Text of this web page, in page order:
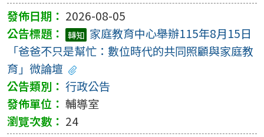
2026-08-05
轉知 家庭教育中心舉辦115年8月15日
「爸爸不只是幫忙：數位時代的共同照顧與家庭教
育」微論壇
行政公告
輔導室
24